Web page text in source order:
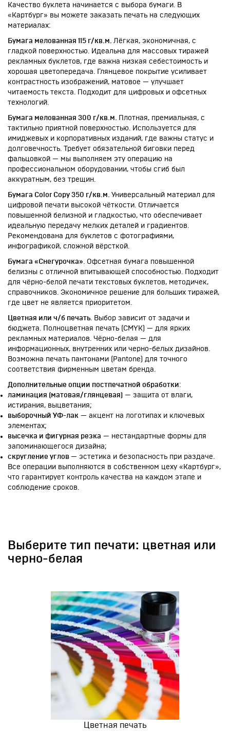
Качество буклета начинается с выбора бумаги. В
«Картбург» вы можете заказать печать на следующих
материалах:
Бумага мелованная 115 г/кв.м. Лёгкая, экономичная, с
гладкой поверхностью. Идеальна для массовых тиражей
рекламных буклетов, где важна низкая себестоимость и
хорошая цветопередача. Глянцевое покрытие усиливает
контрастность изображений, матовое — улучшает
читаемость текста. Подходит для цифровых и офсетных
технологий.
Бумага мелованная 300 г/кв.м.
Плотная, премиальная, с
тактильно приятной поверхностью. Используется для
имиджевых и корпоративных изданий, где важны статус и
долговечность. Требует обязательной биговки перед
фальцовкой — мы выполняем эту операцию на
профессиональном оборудовании, чтобы сгиб был
аккуратным, без трещин.
Бумага Color Copy 350 г/кв.м. Универсальный материал для
цифровой печати высокой чёткости. Отличается
повышенной белизной и гладкостью, что обеспечивает
идеальную передачу мелких деталей и градиентов.
Рекомендована для буклетов с фотографиями,
инфографикой, сложной вёрсткой.
Бумага «Снегурочка». Офсетная бумага повышенной
белизны с отличной впитывающей способностью. Подходит
для чёрно-белой печати текстовых буклетов, методичек,
справочников. Экономичное решение для больших тиражей,
где цвет не является приоритетом.
Цветная или ч/б печать. Выбор зависит от задачи и
бюджета. Полноцветная печать (CMYK) — для ярких
рекламных материалов. Чёрно-белая — для
информационных, внутренних или черно-белых дизайнов.
Возможна печать пантонами (Pantone) для точного
соответствия фирменным цветам бренда.
Дополнительные опции постпечатной обработки:
ламинация (матовая/глянцевая) — защита от влаги,
истирания, выцветания;
выборочный УФ-лак — акцент на логотипах и ключевых
элементах;
высечка и фигурная резка — нестандартные формы для
запоминающегося дизайна;
скругление углов — эстетика и безопасность при раздаче.
Все операции выполняются в собственном цеху «Картбург»,
что гарантирует контроль качества на каждом этапе и
соблюдение сроков.
Выберите тип печати: цветная или
черно-белая
Цветная печать
Нажимая кнопку, вы соглашаетесь
обработку ваших персональных данных